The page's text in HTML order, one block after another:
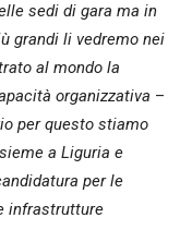
sedi di gara ma in
grandi li vedremo nei
al mondo la
organizzativa –
per questo stiamo
a Liguria e
per le
infrastrutture